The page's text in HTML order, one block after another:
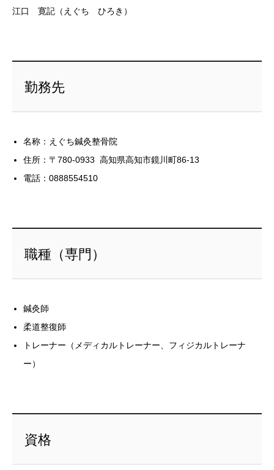
江口 寛記（えぐち ひろき）
勤務先
名称：えぐち鍼灸整骨院
住所：〒780-0933 高知県高知市鏡川町86-13
電話：0888554510
職種（専門）
鍼灸師
柔道整復師
トレーナー（メディカルトレーナー、フィジカルトレーナ
ー）
資格